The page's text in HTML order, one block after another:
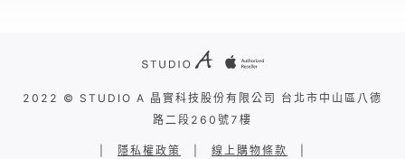
2022 © STUDIO A 晶實科技股份有限公司 台北市中山區八德
路二段260號7樓
隱私權政策 線上購物條款